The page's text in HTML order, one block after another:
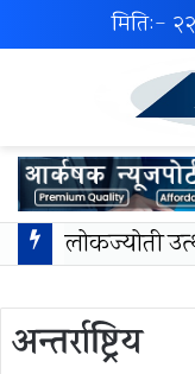
मिति:-
अन्तर्राष्ट्रिय